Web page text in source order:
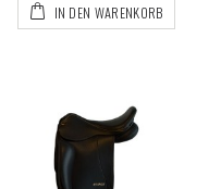
IN DEN WARENKORB